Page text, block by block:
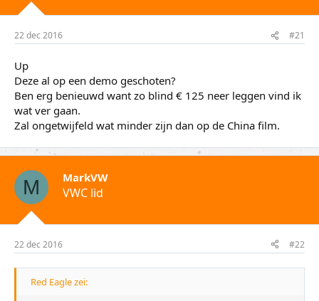
t
r
m
22 dec 2016 #21
Up
Deze al op een demo geschoten?
Ben erg benieuwd want zo blind € 125 neer leggen vind ik
wat ver gaan.
Zal ongetwijfeld wat minder zijn dan op de China film.
M MarkVW
VWC lid
22 dec 2016 #22
Red Eagle zei: